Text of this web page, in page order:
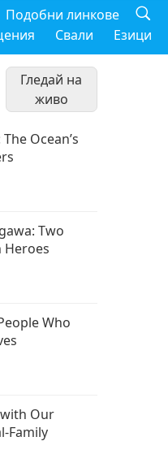
Подобни линкове
Свали Езици
Гледай на
живо
Ocean’s
Two
Heroes
Who
with Our
Family